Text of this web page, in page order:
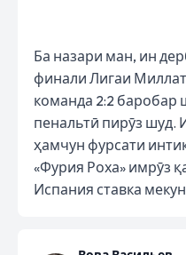
Ба назари ман, ин
финали Лигаи
команда 2:2 баробар
пенальтӣ пирӯз шуд.
ҳамчун фурсати
«Фурия Роха» имрӯз
Испания ставка